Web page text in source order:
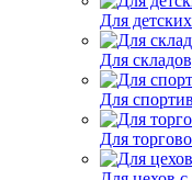
Для
Для
Для
Для